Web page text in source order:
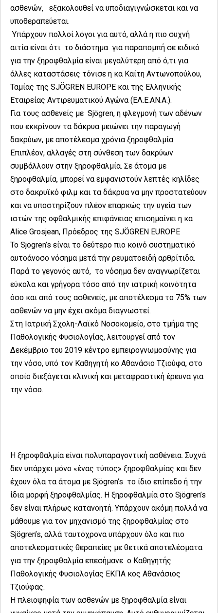
ασθενών, εξακολουθεί να υποδιαγιγνώσκεται και να
υποθεραπεύεται.
Υπάρχουν πολλοί λόγοι για αυτό, αλλά η πιο συχνή
αιτία είναι ότι το διάστημα για παραπομπή σε ειδικό
για την ξηροφθαλμία είναι μεγαλύτερη από ό,τι για
άλλες καταστάσεις τόνισε η κα Καίτη Αντωνοπούλου,
Ταμίας της SJÖGREN EUROPE και της Ελληνικής
Εταιρείας Αντιρευματικού Αγώνα (ΕΛ.Ε.ΑΝ.Α.).
Για τους ασθενείς με Sjögren, η φλεγμονή των αδένων
που εκκρίνουν τα δάκρυα μειώνει την παραγωγή
δακρύων, με αποτέλεσμα χρόνια ξηροφθαλμία.
Επιπλέον, αλλαγές στη σύνθεση των δακρύων
συμβάλλουν στην ξηροφθαλμία. Σε άτομα με
ξηροφθαλμία, μπορεί να εμφανιστούν λεπτές κηλίδες
στο δακρυϊκό φιλμ και τα δάκρυα να μην προστατεύουν
και να υποστηρίζουν πλέον επαρκώς την υγεία των
ιστών της οφθαλμικής επιφάνειας επισημαίνει η κα
Alice Grosjean, Πρόεδρος της SJÖGREN EUROPE
Το Sjögren’s είναι το δεύτερο πιο κοινό συστηματικό
αυτοάνοσο νόσημα μετά την ρευματοειδή αρθρίτιδα.
Παρά το γεγονός αυτό, το νόσημα δεν αναγνωρίζεται
εύκολα και γρήγορα τόσο από την ιατρική κοινότητα
όσο και από τους ασθενείς, με αποτέλεσμα το 75% των
ασθενών να μην έχει ακόμα διαγνωστεί.
Στη Ιατρική Σχολη-Λαϊκό Νοσοκομείο, στο τμήμα της
Παθολογικής Φυσιολογίας, λειτουργεί από τον
Δεκέμβριο του 2019 κέντρο εμπειρογνωμοσύνης για
την νόσο, υπό τον Καθηγητή κο Αθανάσιο Τζιούφα, στο
οποίο διεξάγεται κλινική και μεταφραστική έρευνα για
την νόσο.
Η ξηροφθαλμία είναι πολυπαραγοντική ασθένεια. Συχνά
δεν υπάρχει μόνο «ένας τύπος» ξηροφθαλμίας και δεν
έχουν όλα τα άτομα με Sjögren’s το ίδιο επίπεδο ή την
ίδια μορφή ξηροφθαλμίας. Η ξηροφθαλμία στο Sjögren’s
δεν είναι πλήρως κατανοητή. Υπάρχουν ακόμη πολλά να
μάθουμε για τον μηχανισμό της ξηροφθαλμίας στο
Sjögren’s, αλλά ταυτόχρονα υπάρχουν όλο και πιο
αποτελεσματικές θεραπείες με θετικά αποτελέσματα
για την ξηροφθαλμία επεσήμανε ο Καθηγητής
Παθολογικής Φυσιολογίας ΕΚΠΑ κος Αθανάσιος
Τζιούφας.
Η πλειοψηφία των ασθενών με ξηροφθαλμία είναι